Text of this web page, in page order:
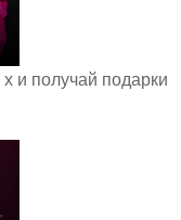
и получай подарки